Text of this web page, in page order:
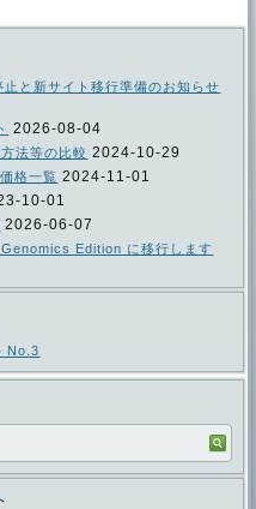
と新サイト移行準備のお知らせ
2026-08-04
法等の比較 2024-10-29
格一覧 2024-11-01
10-01
2026-06-07
Edition に移行します
No.3